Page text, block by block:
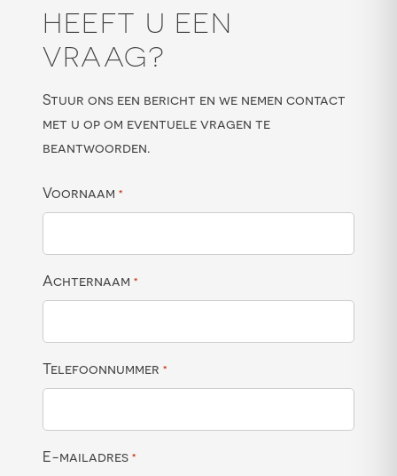
HEEFT U EEN
VRAAG?
Stuur ons een bericht en we nemen contact
met u op om eventuele vragen te
beantwoorden.
Voornaam *
Achternaam *
Telefoonnummer *
E-mailadres *